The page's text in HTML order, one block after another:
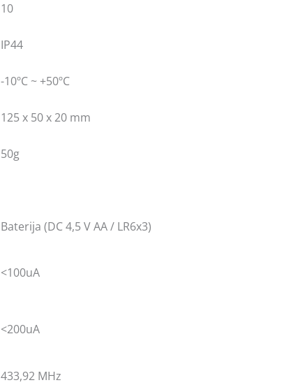
10
IP44
-10ºC ~ +50ºC
125 x 50 x 20 mm
50g
Baterija (DC 4,5 V AA / LR6x3)
<100uA
<200uA
433,92 MHz